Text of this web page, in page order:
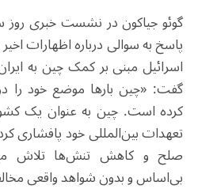
پاسخ به سوالی درباره اظهارات
اسرائیل مبنی بر کمک چین به
گفت: «چین بارها موضع خود را
کرده است. چین به عنوان یک
تعهدات بین‌المللی خود پافشاری
صلح و کاهش تنش‌ها تلاش
بی‌اساس و بدون شواهد واقعی